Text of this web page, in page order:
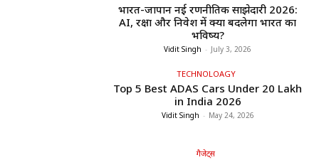
भारत-जापान नई रणनीतिक साझेदारी 2026:
AI, रक्षा और निवेश में क्या बदलेगा भारत का
भविष्य?
Vidit Singh - July 3, 2026
TECHNOLOAGY
Top 5 Best ADAS Cars Under ₹20 Lakh
in India 2026
Vidit Singh - May 24, 2026
गैजेट्स